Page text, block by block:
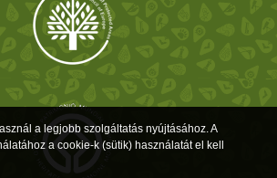
a legjobb szolgáltatás nyújtásához. A
a cookie-k (sütik) használatát el kell